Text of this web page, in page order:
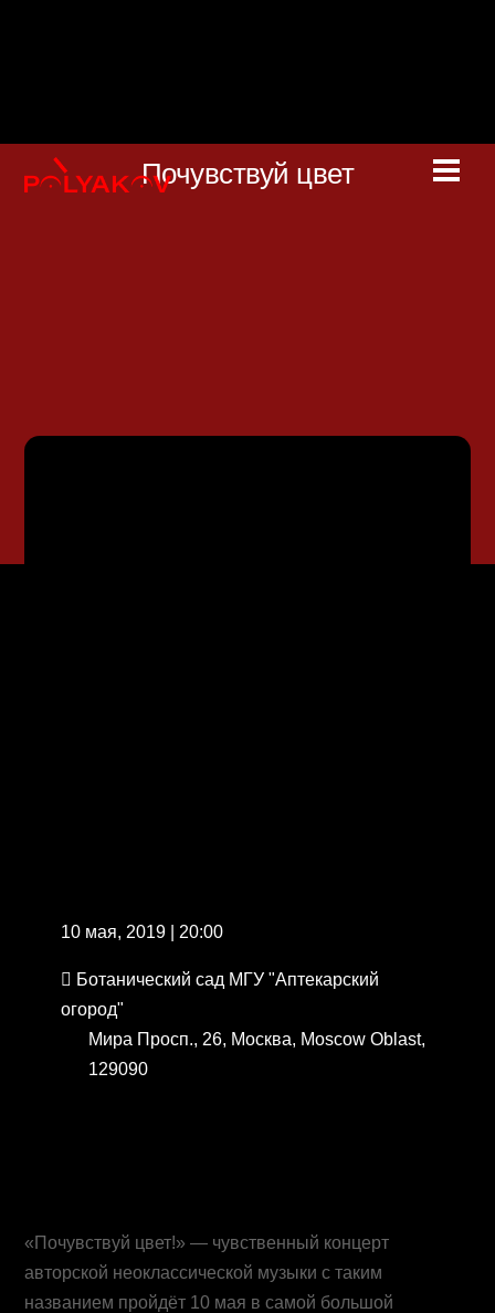
Почувствуй цвет
10 мая, 2019 | 20:00
Ботанический сад МГУ "Аптекарский
огород"
Мира Просп., 26, Москва, Moscow Oblast,
129090
«Почувствуй цвет!» — чувственный концерт
авторской неоклассической музыки с таким
названием пройдёт 10 мая в самой большой